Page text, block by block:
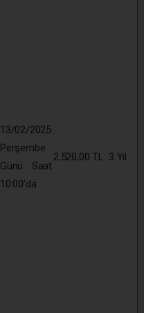
13/02/2025
Perşembe
Günü Saat
10:00’da
2.520,00 TL 3 Yıl